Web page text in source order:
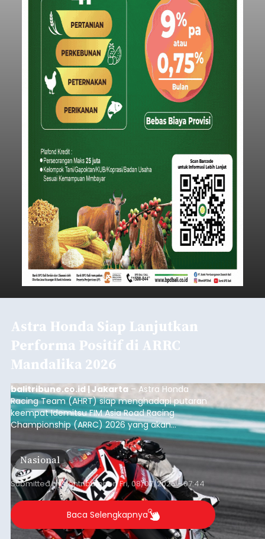
Astra Honda Siap Lanjutkan
Performa Positif di ARRC
Mandalika 2026
balitribune.co.id | Jakarta – Astra Honda
Racing Team (AHRT) siap menghadapi putaran
keempat Idemitsu FIM Asia Road Racing
Championship (ARRC) 2026 yang akan
berlangsung di Pertamina Mandalika
International Circuit, Lombok, Nusa Tenggara
Barat, pada 7–9 Agustus 2026.
Nasional
Submitted bycontributoronFri, 08/07/2026 - 07:44
Baca Selengkapnya